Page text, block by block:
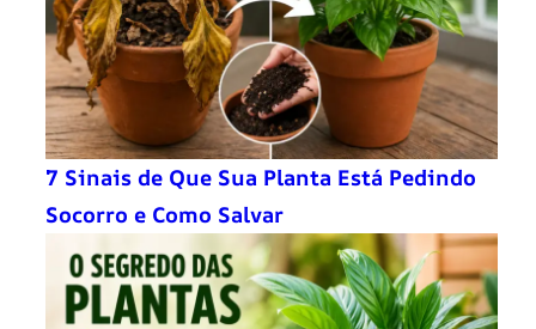
7 Sinais de Que Sua Planta Está Pedindo
Socorro e Como Salvar